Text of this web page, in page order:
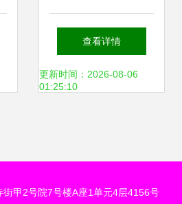
流电子负载机 移动
电源与电源老化测
查看详情
更新时间：2026-08-06
01:25:10
甲2号院7号楼A座1单元4层4156号